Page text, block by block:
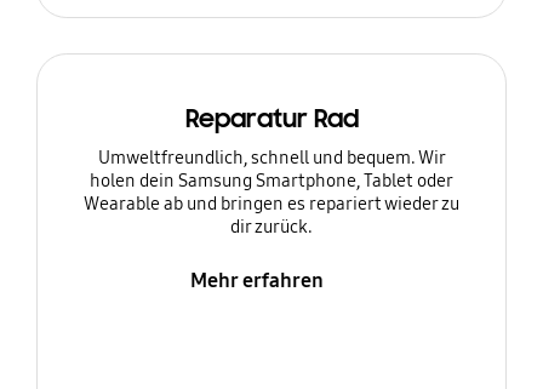
Reparatur Rad
Umweltfreundlich, schnell und bequem. Wir
holen dein Samsung Smartphone, Tablet oder
Wearable ab und bringen es repariert wieder zu
dir zurück.
Mehr erfahren